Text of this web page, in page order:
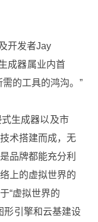
开发者Jay
成器属业内首
的工具的鸿沟。”
生成器以及市
术搭建而成，无
品牌都能充分利
上的虚拟世界的
“虚拟世界的
形引擎和云基建设